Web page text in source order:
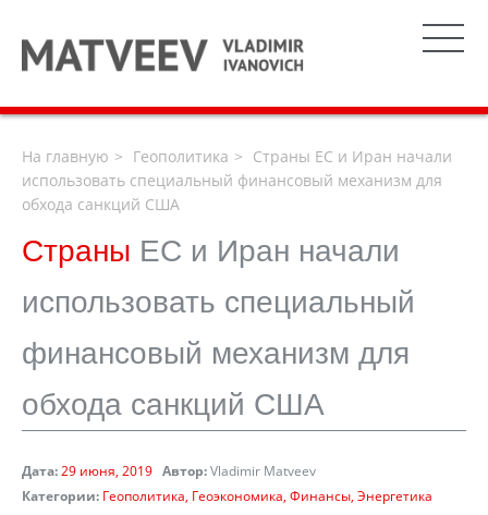
На главную Геополитика
Страны ЕС и Иран начали
использовать специальный финансовый механизм для
обхода санкций США
Страны ЕС и Иран начали
использовать специальный
финансовый механизм для
обхода санкций США
Дата:29 июня, 2019 Автор:Vladimir Matveev
Категории: Геополитика Геоэкономика Финансы Энергетика